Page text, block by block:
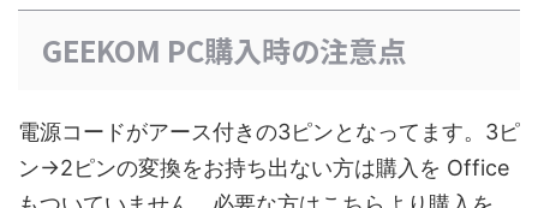
GEEKOM PC購入時の注意点
電源コードがアース付きの3ピンとなってます。3ピ
ン→2ピンの変換をお持ち出ない方は購入を Office